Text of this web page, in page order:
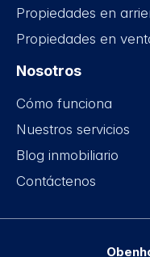
Propiedades en
Propiedades en
Nosotros
Cómo funciona
Nuestros servicios
Blog inmobiliario
Contáctenos